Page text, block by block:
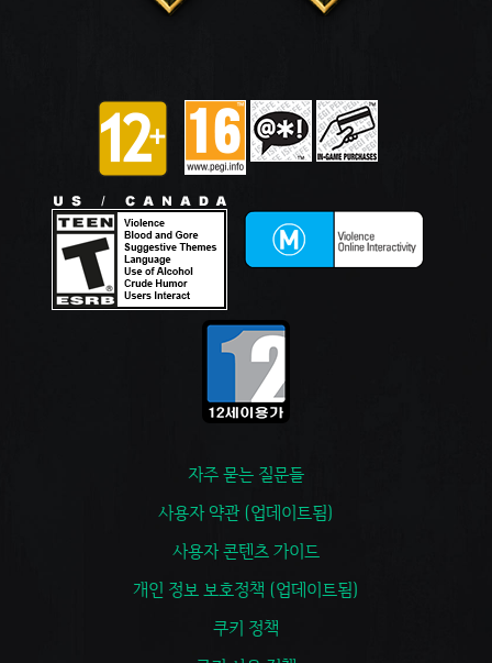
자주 묻는 질문들
사용자 약관 (업데이트됨)
사용자 콘텐츠 가이드
개인 정보 보호정책 (업데이트됨)
쿠키 정책